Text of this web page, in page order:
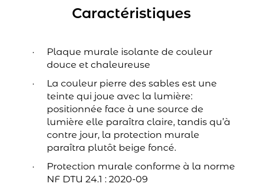
Caractéristiques
Plaque murale isolante de couleur
douce et chaleureuse
La couleur pierre des sables est une
teinte qui joue avec la lumière:
positionnée face à une source de
lumière elle paraîtra claire, tandis qu’à
contre jour, la protection murale
paraîtra plutôt beige foncé.
Protection murale conforme à la norme
NF DTU 24.1 : 2020-09